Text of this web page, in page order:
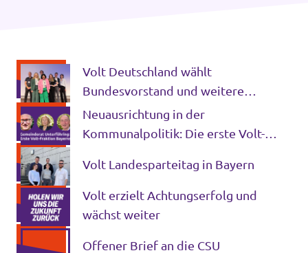
Volt Deutschland wählt
Bundesvorstand und weitere
Schlüsselämter für die kommenden
Jahre
Neuausrichtung in der
Kommunalpolitik: Die erste Volt-
Volt Landesparteitag in Bayern
Volt erzielt Achtungserfolg und
wächst weiter
Offener Brief an die CSU